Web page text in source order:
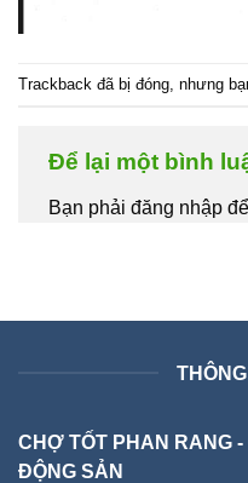
Trackback đã bị đóng, nhưng
Để lại một bình
Bạn phải đăng nhập
CHỢ TỐT PHAN RANG
ĐỘNG SẢN